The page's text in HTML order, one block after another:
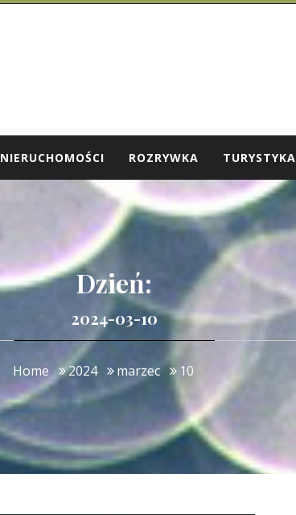
NIERUCHOMOŚCI ROZRYWKA TURYSTYKA
Dzień:
2024-03-10
Home 2024 marzec 10